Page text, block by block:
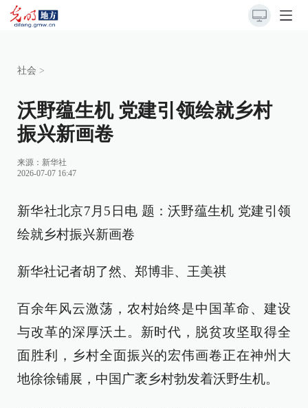
社会 >
沃野蕴生机 党建引领绘就乡村
振兴新画卷
来源： 新华社
2026-07-07 16:47
新华社北京7月5日电 题：沃野蕴生机 党建引领
绘就乡村振兴新画卷
新华社记者胡了然、郑博非、王美祺
百余年风云激荡，农村始终是中国革命、建设
与改革的深厚沃土。新时代，脱贫攻坚取得全
面胜利，乡村全面振兴的宏伟画卷正在神州大
地徐徐铺展，中国广袤乡村勃发着沃野生机。